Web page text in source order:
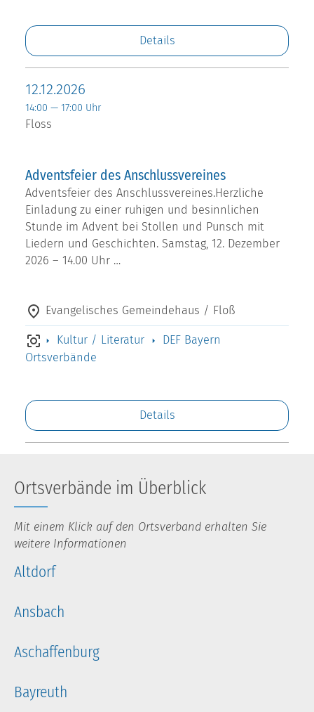
Details
12.12.2026
14:00 — 17:00 Uhr
Floss
Adventsfeier des Anschlussvereines
Adventsfeier des Anschlussvereines.Herzliche
Einladung zu einer ruhigen und besinnlichen
Stunde im Advent bei Stollen und Punsch mit
Liedern und Geschichten. Samstag, 12. Dezember
2026 – 14.00 Uhr …
Evangelisches Gemeindehaus / Floß
Kultur / Literatur
DEF Bayern
Ortsverbände
Details
Ortsverbände im Überblick
Mit einem Klick auf den Ortsverband erhalten Sie
weitere Informationen
Altdorf
Ansbach
Aschaffenburg
Bayreuth